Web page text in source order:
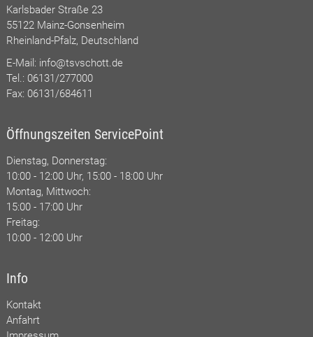
Karlsbader Straße 23
55122 Mainz-Gonsenheim
Rheinland-Pfalz, Deutschland
E-Mail: info@tsvschott.de
Tel.: 06131/277000
Fax: 06131/684611
Öffnungszeiten ServicePoint
Dienstag, Donnerstag:
10:00 - 12:00 Uhr, 15:00 - 18:00 Uhr
Montag, Mittwoch:
15:00 - 17:00 Uhr
Freitag:
10:00 - 12:00 Uhr
Info
Kontakt
Anfahrt